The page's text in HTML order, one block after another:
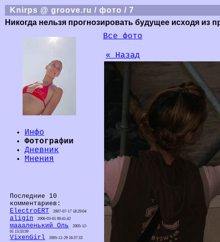
Knirps @ groove.ru / фото / 7
Никогда нельзя прогнозировать будущее исходя из
Инфо
Фотографии
Дневник
Мнения
Последние 10
комментариев:
ElectroERT
2007-07-17 18:29:04
aligin 2006-03-01 00:41:42
маааленький Оль
2005-12-
01 13:33:59
VixenGirl 2005-11-29 16:37:33
Все фото
« Назад